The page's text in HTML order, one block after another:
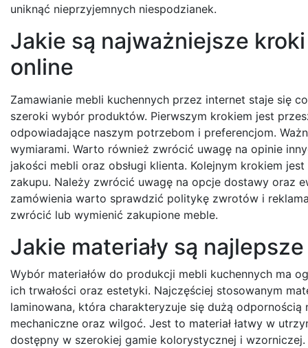
uniknąć nieprzyjemnych niespodzianek.
Jakie są najważniejsze
online
Zamawianie mebli kuchennych przez internet staje się
szeroki wybór produktów. Pierwszym krokiem jest
odpowiadające naszym potrzebom i preferencjom.
wymiarami. Warto również zwrócić uwagę na opinie
jakości mebli oraz obsługi klienta. Kolejnym krokiem
zakupu. Należy zwrócić uwagę na opcje dostawy oraz
zamówienia warto sprawdzić politykę zwrotów i
zwrócić lub wymienić zakupione meble.
Jakie materiały są
Wybór materiałów do produkcji mebli kuchennych ma
ich trwałości oraz estetyki. Najczęściej stosowanym
laminowana, która charakteryzuje się dużą odpornością
mechaniczne oraz wilgoć. Jest to materiał łatwy w
dostępny w szerokiej gamie kolorystycznej i